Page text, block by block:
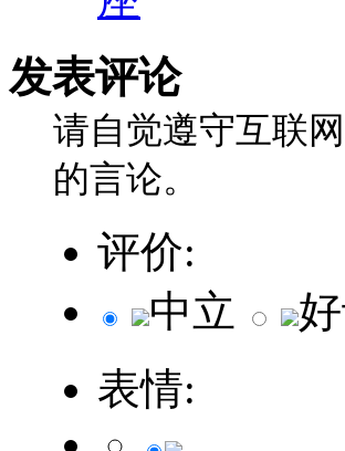
发表评论
请自觉遵守互联
的言论。
评价:
中立
表情: